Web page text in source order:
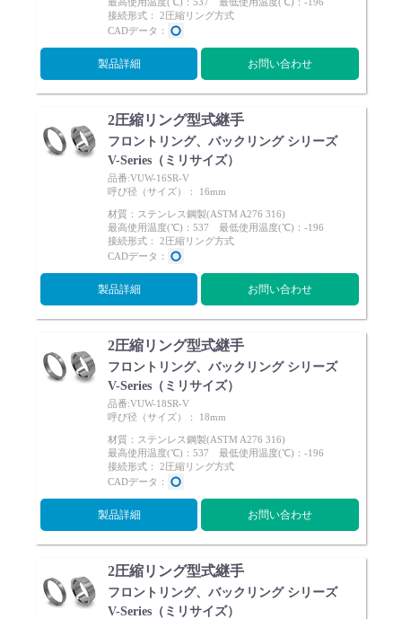
接続形式： 2圧縮リング方式
CADデータ：
製品詳細 お問い合わせ
2圧縮リング型式継手
フロントリング、バックリング シリーズ
V-Series（ミリサイズ）
品番:VUW-16SR-V
呼び径（サイズ）： 16mm
材質：ステンレス鋼製(ASTM A276 316)
最高使用温度(℃)：537 最低使用温度(℃)：-196
接続形式： 2圧縮リング方式
CADデータ：
製品詳細 お問い合わせ
2圧縮リング型式継手
フロントリング、バックリング シリーズ
V-Series（ミリサイズ）
品番:VUW-18SR-V
呼び径（サイズ）： 18mm
材質：ステンレス鋼製(ASTM A276 316)
最高使用温度(℃)：537 最低使用温度(℃)：-196
接続形式： 2圧縮リング方式
CADデータ：
製品詳細 お問い合わせ
2圧縮リング型式継手
フロントリング、バックリング シリーズ
V-Series（ミリサイズ）